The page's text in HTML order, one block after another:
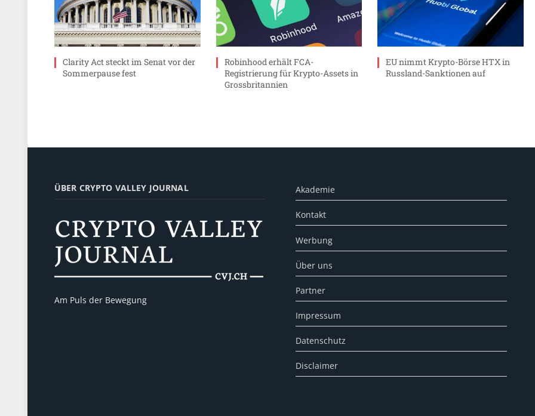
Clarity Act steckt im Senat vor der
Sommerpause fest
Robinhood erhält FCA-
Registrierung für Krypto-Assets in
Grossbritannien
EU nimmt Krypto-Börse HTX in
Russland-Sanktionen auf
ÜBER CRYPTO VALLEY JOURNAL
Am Puls der Bewegung
Akademie
Kontakt
Werbung
Über uns
Partner
Impressum
Datenschutz
Disclaimer